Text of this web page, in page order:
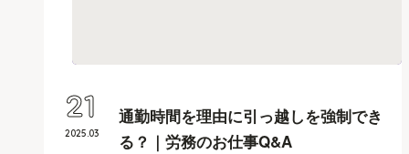
通勤時間を理由に引っ越しを強制でき
る？｜労務のお仕事Q&A
2025.03
21